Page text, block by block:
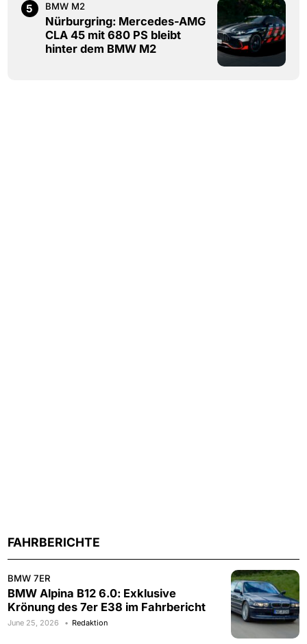
5 BMW M2
Nürburgring: Mercedes-AMG
CLA 45 mit 680 PS bleibt
hinter dem BMW M2
FAHRBERICHTE
BMW 7ER
BMW Alpina B12 6.0: Exklusive
Krönung des 7er E38 im Fahrbericht
June 25, 2026 Redaktion